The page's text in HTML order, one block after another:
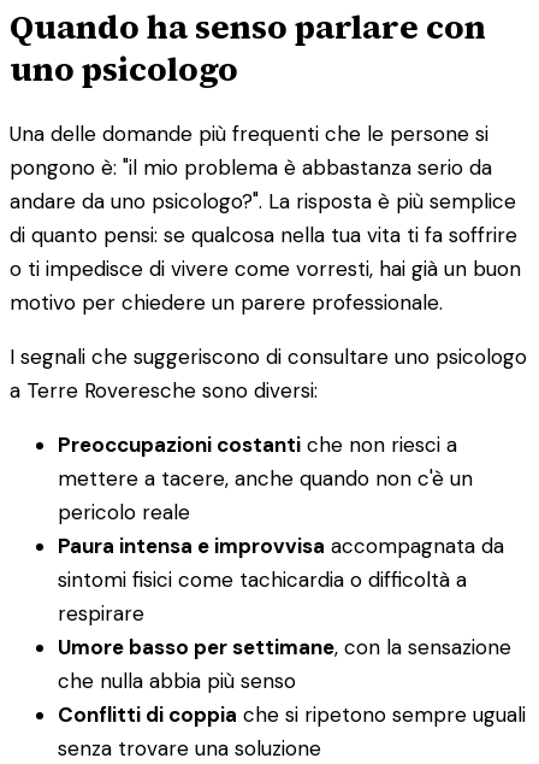
Quando ha senso parlare con
uno psicologo
Una delle domande più frequenti che le persone si
pongono è: "il mio problema è abbastanza serio da
andare da uno psicologo?". La risposta è più semplice
di quanto pensi: se qualcosa nella tua vita ti fa soffrire
o ti impedisce di vivere come vorresti, hai già un buon
motivo per chiedere un parere professionale.
I segnali che suggeriscono di consultare uno psicologo
a Terre Roveresche sono diversi:
Preoccupazioni costanti che non riesci a
mettere a tacere, anche quando non c'è un
pericolo reale
Paura intensa e improvvisa accompagnata da
sintomi fisici come tachicardia o difficoltà a
respirare
Umore basso per settimane, con la sensazione
che nulla abbia più senso
Conflitti di coppia che si ripetono sempre uguali
senza trovare una soluzione